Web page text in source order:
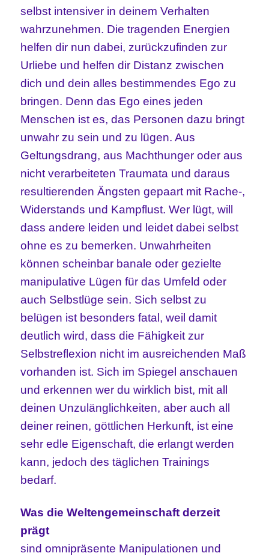
selbst intensiver in deinem Verhalten
wahrzunehmen. Die tragenden Energien
helfen dir nun dabei, zurückzufinden zur
Urliebe und helfen dir Distanz zwischen
dich und dein alles bestimmendes Ego zu
bringen. Denn das Ego eines jeden
Menschen ist es, das Personen dazu bringt
unwahr zu sein und zu lügen. Aus
Geltungsdrang, aus Machthunger oder aus
nicht verarbeiteten Traumata und daraus
resultierenden Ängsten gepaart mit Rache-,
Widerstands und Kampflust. Wer lügt, will
dass andere leiden und leidet dabei selbst
ohne es zu bemerken. Unwahrheiten
können scheinbar banale oder gezielte
manipulative Lügen für das Umfeld oder
auch Selbstlüge sein. Sich selbst zu
belügen ist besonders fatal, weil damit
deutlich wird, dass die Fähigkeit zur
Selbstreflexion nicht im ausreichenden Maß
vorhanden ist. Sich im Spiegel anschauen
und erkennen wer du wirklich bist, mit all
deinen Unzulänglichkeiten, aber auch all
deiner reinen, göttlichen Herkunft, ist eine
sehr edle Eigenschaft, die erlangt werden
kann, jedoch des täglichen Trainings
bedarf.
Was die Weltengemeinschaft derzeit
prägt
sind omnipräsente Manipulationen und